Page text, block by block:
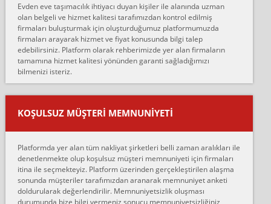
çalıştıklarını, müş...
Ahmet:
Lüleburgaz güngünes evden eve naklyat eşyalarımı taşımak için
anlaştık sabah eve geldiklerinde de eşyalarımı düzgün şekilde
sarcaz demelerine r...
mehmet güldü:
Ankara ALİCANLAR NAKLİYAT Tutarsız ve ticari ahlak problemleri
var verdikleri fiyat teklifini arttırdılar. Sonrasında taşıma gününde
oldukça tutarsı...
Ankara Alicanlar naklyat tel 5465524025. 2600 TL'ye ankaradan
Konya ya Alicanlar naklyat la anlaştık bu şahıs evin taşınacağı gün
fiyatın mazoto gele...
Fatih kokmese:
Evden eve taşımacılık ihtiyacı duyan kişiler ile alanında uzman
olan belgeli ve hizmet kalitesi tarafımızdan kontrol edilmiş
firmaları buluşturmak için oluşturduğumuz platformumuzda
firmaları arayarak hizmet ve fiyat konusunda bilgi talep
edebilirsiniz. Platform olarak rehberimizde yer alan firmaların
tamamına hizmet kalitesi yönünden garanti sağladığımızı
bilmenizi isteriz.
KOŞULSUZ MÜŞTERI MEMNUNIYETI
Platformda yer alan tüm nakliyat şirketleri belli zaman aralıkları ile
denetlenmekte olup koşulsuz müşteri memnuniyeti için firmaları
itina ile seçmekteyiz. Platform üzerinden gerçekleştirilen alaşma
sonunda müşteriler tarafımızdan aranarak memnuniyet anketi
doldurularak değerlendirilir. Memnuniyetsizlik oluşması
durumunda bize bilgi vermeniz sonucu memnuniyetsizliğiniz